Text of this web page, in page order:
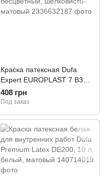
Краска латексная Dufa
Expert EUROPLAST 7 B3
Transparent, 1 л,
бесцветный, шелковисто-
408 грн
Под заказ